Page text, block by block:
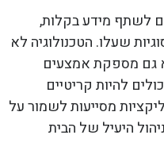
לשתף מידע בקלות,
שעלו. הטכנולוגיה לא
גם מספקת אמצעים
להיות קריטיים
מסייעות לשמור על
היעיל של הבית